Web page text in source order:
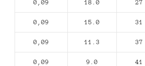
0,09 18.0 27
0,09 15.0 31
0,09 11.3 37
0,09 9.0 41